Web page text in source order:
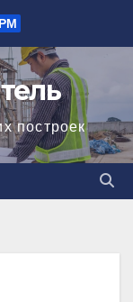
построек